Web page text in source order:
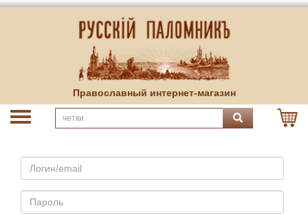
Православный интернет-магазин
Email
Пароль